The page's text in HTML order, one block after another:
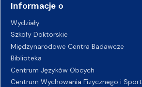
Informacje o
Wydziały
Szkoły Doktorskie
Międzynarodowe Centra Badawcze
Biblioteka
Centrum Języków Obcych
Centrum Wychowania Fizycznego i